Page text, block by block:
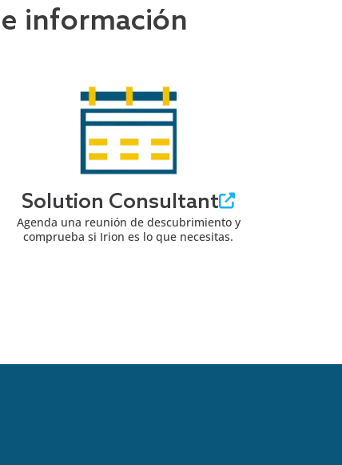
información
Solution Consultant
Agenda una reunión de descubrimiento y
comprueba si Irion es lo que necesitas.